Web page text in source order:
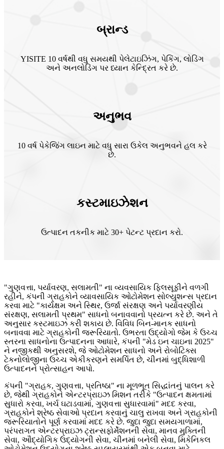
બ્રાન્ડ
YISITE 10 વર્ષથી વધુ સમયથી પેલેટાઇઝિંગ, પેકિંગ, લોડિંગ
અને અનલોડિંગ પર ધ્યાન કેન્દ્રિત કરે છે.
અનુભવ
10 વર્ષ પેકેજિંગ લાઇન માટે વધુ સારા ઉકેલ અનુભવને હલ કરે
છે.
કસ્ટમાઇઝેશન
ઉત્પાદન તકનીક માટે 30+ પેટન્ટ પ્રદાન કરો.
"ગુણવત્તા, પર્યાવરણ, સલામતી" ના વ્યવસાયિક ફિલસૂફીને વળગી
રહીને, કંપની ગ્રાહકોને વ્યાવસાયિક ઓટોમેશન સોલ્યુશન્સ પ્રદાન
કરવા માટે "કાર્યક્ષમ અને સ્થિર, ઉર્જા સંરક્ષણ અને પર્યાવરણીય
સંરક્ષણ, સલામતી પ્રથમ" સાધનો બનાવવાનો પ્રયત્ન કરે છે. અને તે
અનુસાર કસ્ટમાઇઝ કરી શકાય છે. વિવિધ બિન-માનક સાધનો
બનાવવા માટે ગ્રાહકોની જરૂરિયાતો. ઉભરતા ઉદ્યોગો જેમ કે ઉચ્ચ
સ્તરના સાધનોના ઉત્પાદનના આધારે, કંપની "મેડ ઇન ચાઇના 2025"
ને નજીકથી અનુસરશે, જે ઓટોમેશન સાધનો અને રોબોટિક્સ
ટેકનોલોજીના ઉચ્ચ એકીકરણને સમર્પિત છે, ચીનમાં બુદ્ધિશાળી
ઉત્પાદનને પ્રોત્સાહન આપો.
કંપની "ગ્રાહક, ગુણવત્તા, પ્રતિષ્ઠા" ના મૂળભૂત સિદ્ધાંતનું પાલન કરે
છે, જેથી ગ્રાહકોને એન્ટરપ્રાઇઝ મિશન તરીકે "ઉત્પાદન ક્ષમતામાં
સુધારો કરવા, ખર્ચ ઘટાડવામાં, ગુણવત્તા સુધારવામાં" મદદ કરવા,
ગ્રાહકોને શ્રેષ્ઠ સેવાઓ પ્રદાન કરવાનું ચાલુ રાખવા અને ગ્રાહકોની
જરૂરિયાતોને પૂર્ણ કરવામાં મદદ કરે છે. જુદા જુદા સમયગાળામાં,
પરંપરાગત એન્ટરપ્રાઇઝ ટ્રાન્સફોર્મેશનની સેવા, માનવ મુક્તિની
સેવા, ઔદ્યોગિક ઉદ્યોગની સેવા, ચીનમાં બનેલી સેવા, મિકેનિકલ